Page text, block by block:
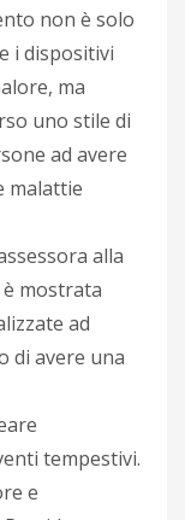
non è solo
i dispositivi
ma
uno stile di
ad avere
malattie
alla
è mostrata
ad
di avere una
tempestivi.
e